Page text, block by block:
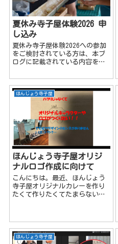
夏休み寺子屋体験2026 申
し込み
夏休み寺子屋体験2026への参加
をご検討されている方は、本ブ
ログに記載されている内容をご
じょう寺子屋のイベントの情報
は、ほんじょう寺子屋LINEオー
プンチャットで配信いたしま
す！登録お願いします(^^♪...
ほんじょう寺子屋
ほんじょう寺子屋オリジ
ナルロゴ作成に向けて
こんにちは。最近、ほんじょう
寺子屋オリジナルカレーを作り
たくて作りたくてたまらないの
ーが大好きな寺子屋おじさんで
す。＃最後の晩餐はカレーもん
ほんじょう寺子屋